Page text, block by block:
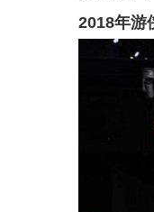
2018年游